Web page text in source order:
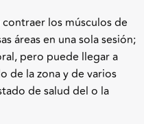
los músculos de
áreas en una sola sesión;
pero puede llegar a
de la zona y de varios
de salud del o la